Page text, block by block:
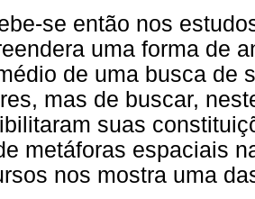
se então nos
uma forma de
de uma busca de
mas de buscar,
suas
metáforas espaciais
nos mostra uma